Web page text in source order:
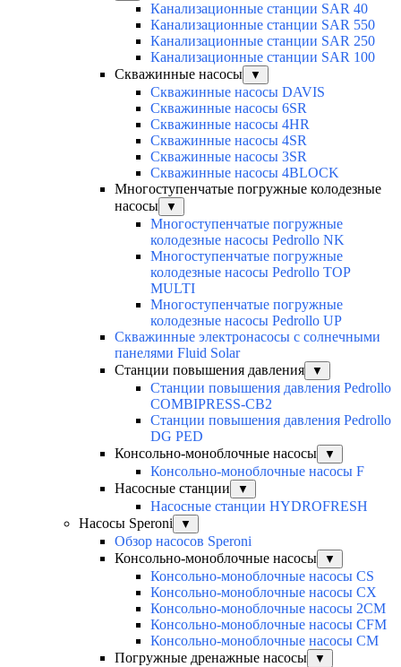
Канализационные станции SAR 40
Канализационные станции SAR 550
Канализационные станции SAR 250
Канализационные станции SAR 100
Скважинные насосы
▼
Скважинные насосы DAVIS
Скважинные насосы 6SR
Скважинные насосы 4HR
Скважинные насосы 4SR
Скважинные насосы 3SR
Скважинные насосы 4BLOCK
Многоступенчатые погружные колодезные
насосы
▼
Многоступенчатые погружные
колодезные насосы Pedrollo NK
Многоступенчатые погружные
колодезные насосы Pedrollo TOP
MULTI
Многоступенчатые погружные
колодезные насосы Pedrollo UP
Скважинные электронасосы с солнечными
панелями Fluid Solar
Станции повышения давления
▼
Станции повышения давления Pedrollo
COMBIPRESS-CB2
Станции повышения давления Pedrollo
DG PED
Консольно-моноблочные насосы
▼
Консольно-моноблочные насосы F
Насосные станции
▼
Насосные станции HYDROFRESH
Насосы Speroni
▼
Обзор насосов Speroni
Консольно-моноблочные насосы
▼
Консольно-моноблочные насосы CS
Консольно-моноблочные насосы CX
Консольно-моноблочные насосы 2CM
Консольно-моноблочные насосы CFM
Консольно-моноблочные насосы CM
Погружные дренажные насосы
▼